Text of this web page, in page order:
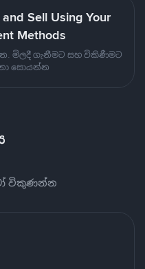
Sell Using Your
Methods
මිලදී ගැනීමට සහ විකිණීමට
සොයන්න
විකුණන්න